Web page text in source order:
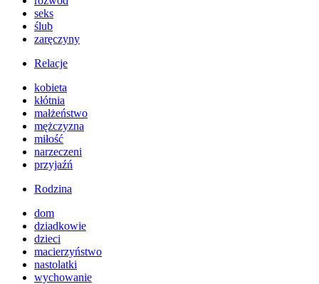
seks
ślub
zaręczyny
Relacje
kobieta
kłótnia
małżeństwo
mężczyzna
miłość
narzeczeni
przyjaźń
Rodzina
dom
dziadkowie
dzieci
macierzyństwo
nastolatki
wychowanie